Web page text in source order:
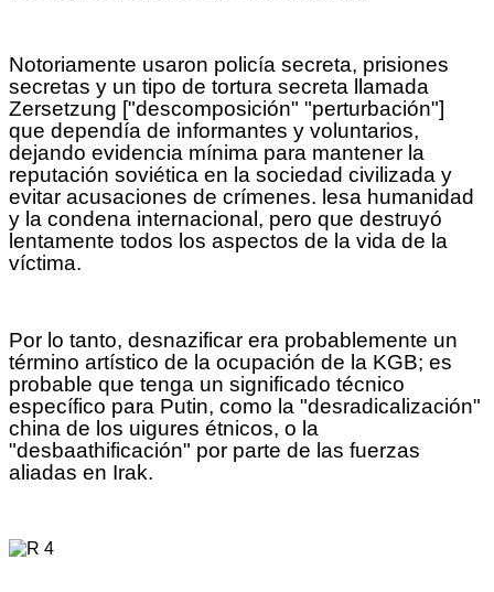
Notoriamente usaron policía secreta, prisiones
secretas y un tipo de tortura secreta llamada
Zersetzung ["descomposición" "perturbación"]
que dependía de informantes y voluntarios,
dejando evidencia mínima para mantener la
reputación soviética en la sociedad civilizada y
evitar acusaciones de crímenes. lesa humanidad
y la condena internacional, pero que destruyó
lentamente todos los aspectos de la vida de la
víctima.
Por lo tanto, desnazificar era probablemente un
término artístico de la ocupación de la KGB; es
probable que tenga un significado técnico
específico para Putin, como la "desradicalización"
china de los uigures étnicos, o la
"desbaathificación" por parte de las fuerzas
aliadas en Irak.